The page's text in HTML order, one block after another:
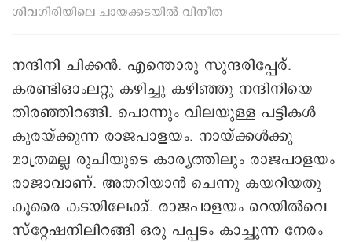
ശിവഗിരിയിലെ ചായക്കടയിൽ വിനീത
നന്ദിനി ചിക്കൻ. എന്തൊരു സുന്ദരിപ്പേര്.
കരണ്ടിഒാംലറ്റു കഴിച്ചു കഴിഞ്ഞു നന്ദിനിയെ
തിരഞ്ഞിറങ്ങി. പൊന്നും വിലയുള്ള പട്ടികൾ
കുരയ്ക്കുന്ന രാജപാളയം. നായ്ക്കള്‍ക്കു
മാത്രമല്ല രുചിയുടെ കാര്യത്തിലും രാജപാളയം
രാജാവാണ്. അതറിയാൻ ചെന്നു കയറിയതു
കൂരൈ കടയിലേക്ക്. രാജപാളയം റെയിൽവെ
സ്റ്റേഷനിലിറങ്ങി ഒരു പപ്പടം കാച്ചുന്ന നേരം